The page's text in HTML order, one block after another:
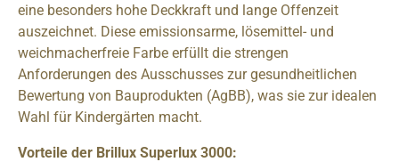
eine besonders hohe Deckkraft und lange Offenzeit
auszeichnet. Diese emissionsarme, lösemittel- und
weichmacherfreie Farbe erfüllt die strengen
Anforderungen des Ausschusses zur gesundheitlichen
Bewertung von Bauprodukten (AgBB), was sie zur idealen
Wahl für Kindergärten macht.
Vorteile der Brillux Superlux 3000: